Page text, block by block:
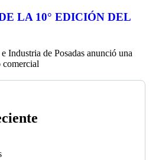
LA 10° EDICIÓN DEL
Industria de Posadas anunció una
comercial